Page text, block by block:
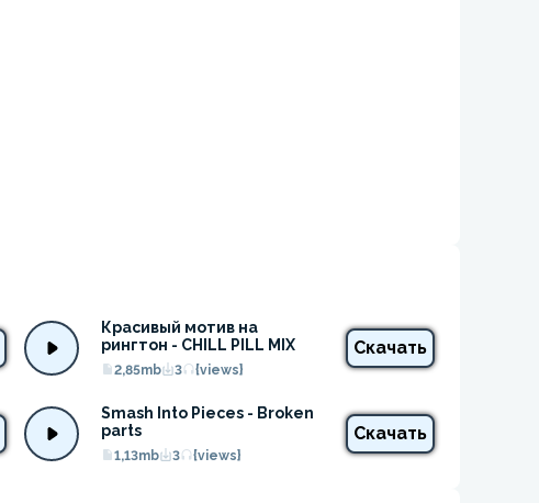
Красивый мотив на
рингтон - CHILL PILL MIX
2,85mb 3 {views}
Скачать
Smash Into Pieces - Broken
parts
1,13mb 3 {views}
Скачать